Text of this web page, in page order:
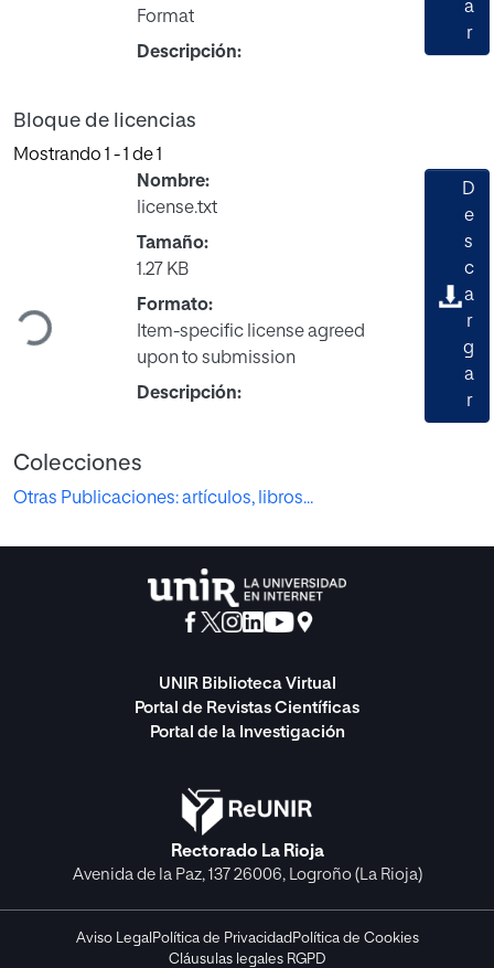
Format
Descripción:
a
r
Bloque de licencias
Mostrando 1 - 1 de 1
Cargando...
Nombre:
license.txt
Tamaño:
1.27 KB
Formato:
Item-specific license agreed
upon to submission
Descripción:
D
e
s
c
a
r
g
a
r
Colecciones
Otras Publicaciones: artículos, libros...
UNIR Biblioteca Virtual
Portal de Revistas Científicas
Portal de la Investigación
Rectorado La Rioja
Avenida de la Paz, 137 26006, Logroño (La Rioja)
Aviso Legal Política de Privacidad Política de Cookies
Cláusulas legales RGPD